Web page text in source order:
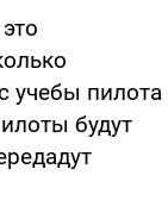
учебы пилота
будут